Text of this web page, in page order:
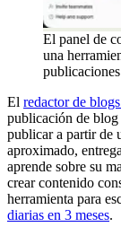
El panel de
una
El redactor de
publicación de
publicar a partir de
aproximado,
aprende sobre su
crear contenido
herramienta para
diarias en 3 meses.